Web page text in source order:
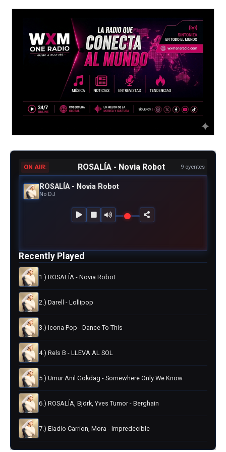
ON AIR: ROSALÍA - Novia Robot 9 oyentes
ROSALÍA - Novia Robot
No DJ
Recently Played
1.) ROSALÍA - Novia Robot
2.) Darell - Lollipop
3.) Icona Pop - Dance To This
4.) Rels B - LLEVA AL SOL
5.) Umur Anil Gokdag - Somewhere Only We Know
6.) ROSALÍA, Björk, Yves Tumor - Berghain
7.) Eladio Carrion, Mora - Impredecible